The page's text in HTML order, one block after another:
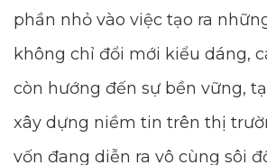
phần nhỏ vào việc tạo ra
không chỉ đổi mới kiểu dáng,
còn hướng đến sự bền vững,
xây dựng niềm tin trên thị
vốn đang diễn ra vô cùng sôi